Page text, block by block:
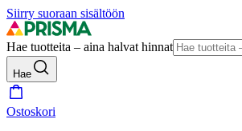
Siirry suoraan sisältöön
Hae tuotteita – aina halvat hinnat
Hae
Ostoskori